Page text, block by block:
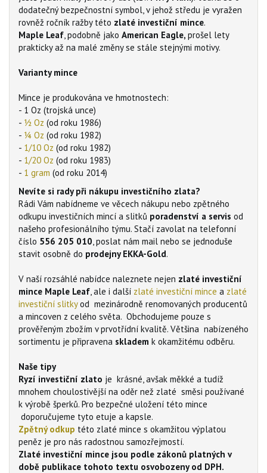
dodatečný bezpečnostní symbol, v jehož středu je vyražen
rovněž ročník ražby této zlaté investiční mince.
Maple Leaf , podobně jako American Eagle, prošel lety
prakticky až na malé změny se stále stejnými motivy.
Varianty mince
Mince je produkována ve hmotnostech:
- 1 Oz (trojská unce)
- ½ Oz (od roku 1986)
- ¼ Oz (od roku 1982)
- 1/10 Oz (od roku 1982)
- 1/20 Oz (od roku 1983)
- 1 gram (od roku 2014)
Nevíte si rady při nákupu investičního zlata?
Rádi Vám nabídneme ve věcech nákupu nebo zpětného
odkupu investičních mincí a slitků poradenství a servis od
našeho profesionálního týmu. Stačí zavolat na telefonní
číslo 556 205 010 , poslat nám mail nebo se jednoduše
stavit osobně do prodejny EKKA-Gold.
V naší rozsáhlé nabídce naleznete nejen zlaté investiční
mince Maple Leaf , ale i další zlaté investiční mince a zlaté
investiční slitkyod mezinárodně renomovaných producentů
a mincoven z celého světa. Obchodujeme pouze s
prověřeným zbožím v prvotřídní kvalitě. Většina nabízeného
sortimentu je připravena skladem k okamžitému odběru.
Naše tipy
Ryzí investiční zlato je krásné, avšak měkké a tudíž
mnohem choulostivější na oděr než zlaté směsi používané
k výrobě šperků. Pro bezpečné uložení této mince
doporučujeme tyto etuje a kapsle.
Zpětný odkup této zlaté mince s okamžitou výplatou
peněz je pro nás radostnou samozřejmostí.
Zlaté investiční mince jsou podle zákonů platných v
době publikace tohoto textu osvobozeny od DPH.